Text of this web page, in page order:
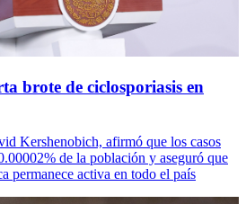
brote de ciclosporiasis en
Kershenobich, afirmó que los casos
de la población y aseguró que
permanece activa en todo el país